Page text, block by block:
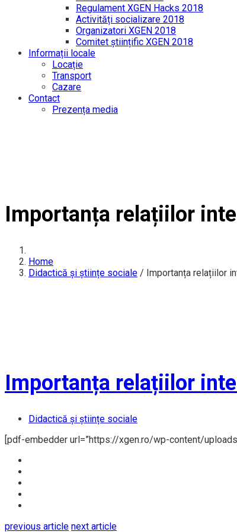
Regulament XGEN Hacks 2018
Activități socializare 2018
Organizatori XGEN 2018
Comitet științific XGEN 2018
Informații locale
Locație
Transport
Cazare
Contact
Prezența media
Importanța relațiilor
Home
Didactică și științe sociale / Importanța relațiilor
Importanța relațiilor
Didactică și științe sociale
[pdf-embedder url=”https://xgen.ro/wp-content/
previous article next article